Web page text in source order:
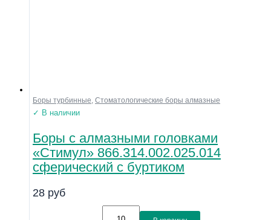
Боры турбинные, Стоматологические боры алмазные
✓ В наличии
Боры с алмазными головками
«Стимул» 866.314.002.025.014
сферический с буртиком
28 руб